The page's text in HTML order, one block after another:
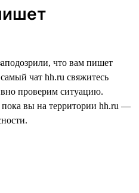
что вам пишет
чат hh.ru свяжитесь
проверим ситуацию.
вы на территории hh.ru —